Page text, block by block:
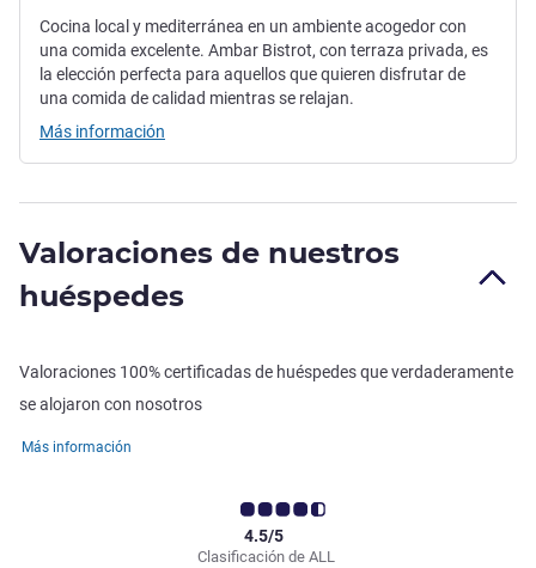
Cocina local y mediterránea en un ambiente acogedor con
una comida excelente. Ambar Bistrot, con terraza privada, es
la elección perfecta para aquellos que quieren disfrutar de
una comida de calidad mientras se relajan.
Más información
Valoraciones de nuestros
huéspedes
Valoraciones 100% certificadas de huéspedes que verdaderamente
se alojaron con nosotros
Más información
Clasificación de ALL
4.5/5